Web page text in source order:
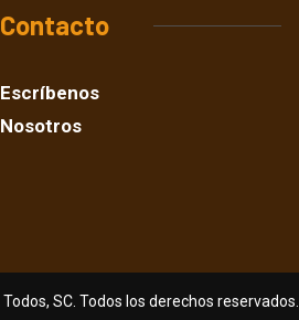
Contacto
Escríbenos
Nosotros
SC. Todos los derechos reservados.